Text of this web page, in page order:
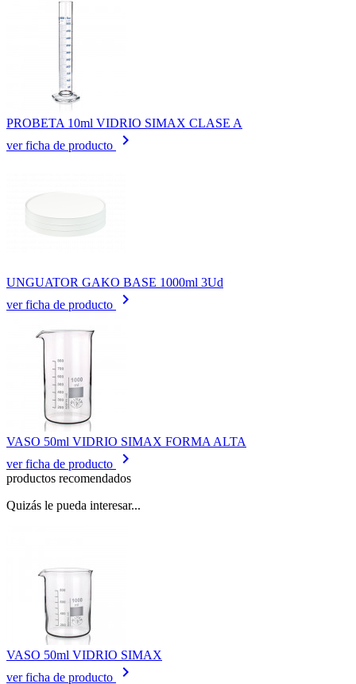
PROBETA 10ml VIDRIO SIMAX CLASE A
ver ficha de producto
keyboard_arrow_right
UNGUATOR GAKO BASE 1000ml 3Ud
ver ficha de producto
keyboard_arrow_right
VASO 50ml VIDRIO SIMAX FORMA ALTA
ver ficha de producto
keyboard_arrow_right
productos recomendados
Quizás le pueda interesar...
VASO 50ml VIDRIO SIMAX
ver ficha de producto
keyboard_arrow_right